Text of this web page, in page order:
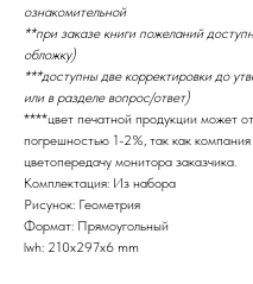
ознакомительной
**при заказе книги пожеланий
обложку)
***доступны две корректировки до
или в разделе вопрос/ответ)
****цвет печатной продукции может
погрешностью 1-2%, так как
цветопередачу монитора заказчика.
Комплектация: Из набора
Рисунок: Геометрия
Формат: Прямоугольный
lwh: 210x297x6 mm